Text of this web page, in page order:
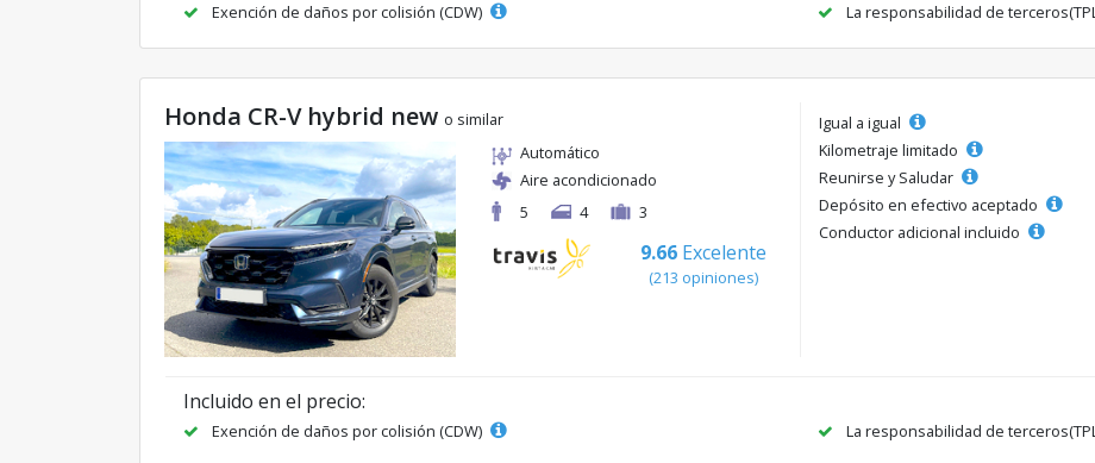
Exención de daños por colisión (CDW) La responsabilidad de
Honda CR-V hybrid new o similar
Automático
Aire acondicionado
5
4 3
9.66 Excelente
(213 opiniones)
Igual a igual
Kilometraje limitado
Reunirse y Saludar
Depósito en efectivo aceptado
Conductor adicional incluido
Incluido en el precio:
Exención de daños por colisión (CDW) La responsabilidad de